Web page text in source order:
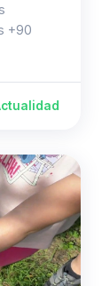
+90